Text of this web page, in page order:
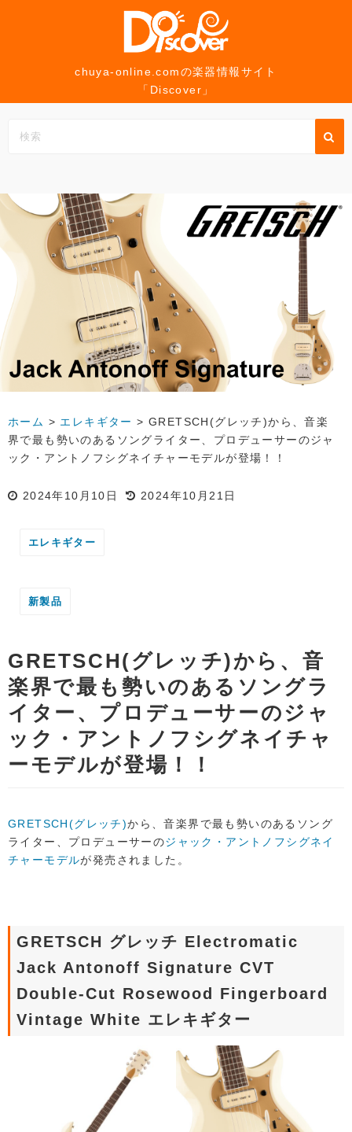
プ
chuya-online.comの楽器情報サイト
「Discover」
ホーム > エレキギター >GRETSCH(グレッチ)から、音楽
界で最も勢いのあるソングライター、プロデューサーのジャ
ック・アントノフシグネイチャーモデルが登場！！
2024年10月10日 2024年10月21日
エレキギター
新製品
GRETSCH(グレッチ)から、音
楽界で最も勢いのあるソングラ
イター、プロデューサーのジャ
ック・アントノフシグネイチャ
ーモデルが登場！！
GRETSCH(グレッチ)から、音楽界で最も勢いのあるソング
ライター、プロデューサーのジャック・アントノフシグネイ
チャーモデルが発売されました。
GRETSCH グレッチ Electromatic
Jack Antonoff Signature CVT
Double-Cut Rosewood Fingerboard
Vintage White エレキギター